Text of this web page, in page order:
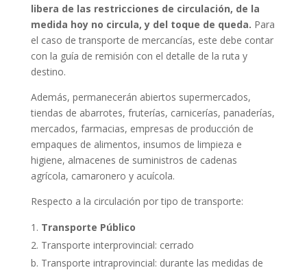
libera de las restricciones de circulación, de la
medida hoy no circula, y del toque de queda. Para
el caso de transporte de mercancías, este debe contar
con la guía de remisión con el detalle de la ruta y
destino.
Además, permanecerán abiertos supermercados,
tiendas de abarrotes, fruterías, carnicerías, panaderías,
mercados, farmacias, empresas de producción de
empaques de alimentos, insumos de limpieza e
higiene, almacenes de suministros de cadenas
agrícola, camaronero y acuícola.
Respecto a la circulación por tipo de transporte:
Transporte Público
Transporte interprovincial: cerrado
b. Transporte intraprovincial: durante las medidas de